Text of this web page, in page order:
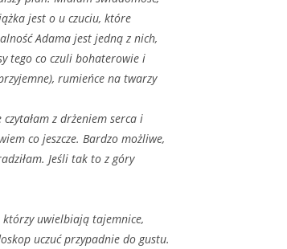
jest o u czuciu, które
Adama jest jedną z nich,
tego co czuli bohaterowie i
rumieńce na twarzy
z drżeniem serca i
co jeszcze. Bardzo możliwe,
Jeśli tak to z góry
którzy uwielbiają tajemnice,
uczuć przypadnie do gustu.